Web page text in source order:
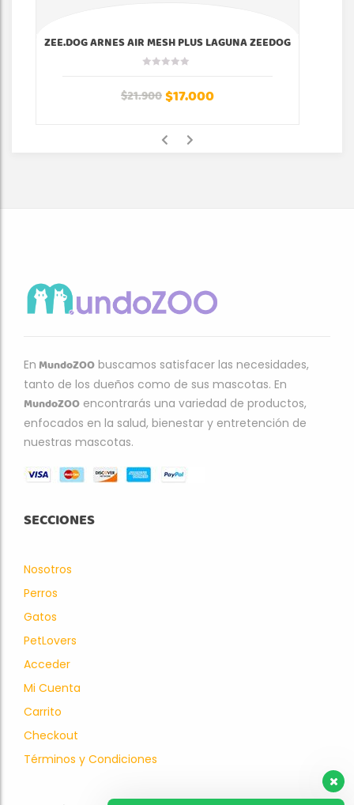
ZEE.DOG ARNES AIR MESH PLUS LAGUNA ZEEDOG
$21.900$17.000
En MundoZOO buscamos satisfacer las necesidades,
tanto de los dueños como de sus mascotas. En
MundoZOO encontrarás una variedad de productos,
enfocados en la salud, bienestar y entretención de
nuestras mascotas.
SECCIONES
Nosotros
Perros
Gatos
PetLovers
Acceder
Mi Cuenta
Carrito
Checkout
Términos y Condiciones